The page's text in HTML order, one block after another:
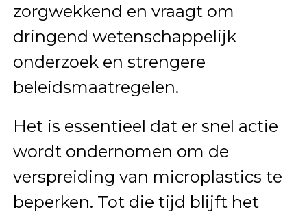
zorgwekkend en vraagt om
dringend wetenschappelijk
onderzoek en strengere
beleidsmaatregelen.
Het is essentieel dat er snel actie
wordt ondernomen om de
verspreiding van microplastics te
beperken. Tot die tijd blijft het